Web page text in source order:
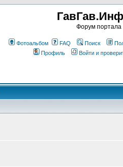
Форум
Фотоальбом FAQ Поиск
Профиль
Войти и